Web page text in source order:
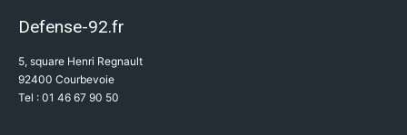
Defense-92.fr
5, square Henri Regnault
92400 Courbevoie
Tel : 01 46 67 90 50